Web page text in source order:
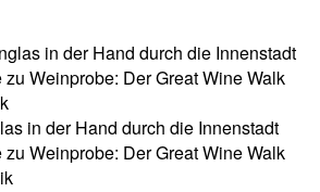
in der Hand durch die Innenstadt
Weinprobe: Der Great Wine Walk